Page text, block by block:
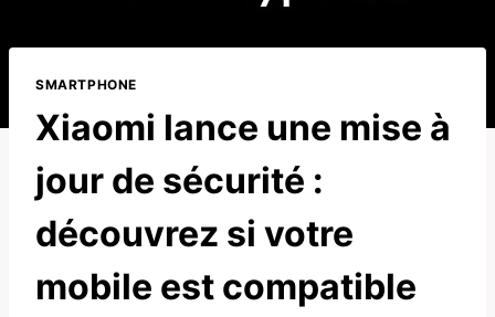
SMARTPHONE
Xiaomi lance une mise à
jour de sécurité :
découvrez si votre
mobile est compatible